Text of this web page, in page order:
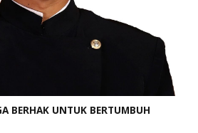
BERHAK UNTUK BERTUMBUH